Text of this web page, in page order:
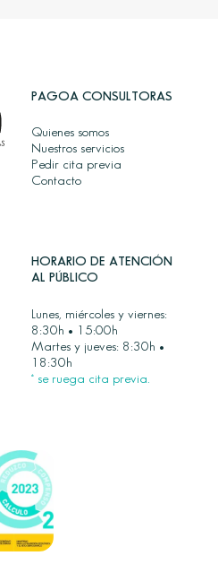
PAGOA CONSULTORAS
Quienes somos
Nuestros servicios
Pedir cita previa
Contacto
HORARIO DE ATENCIÓN
AL PÚBLICO
Lunes, miércoles y viernes:
8:30h • 15:00h
Martes y jueves: 8:30h •
18:30h
* se ruega cita previa.